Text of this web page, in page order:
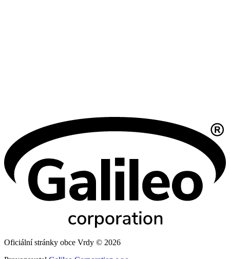
Oficiální stránky obce Vrdy © 2026